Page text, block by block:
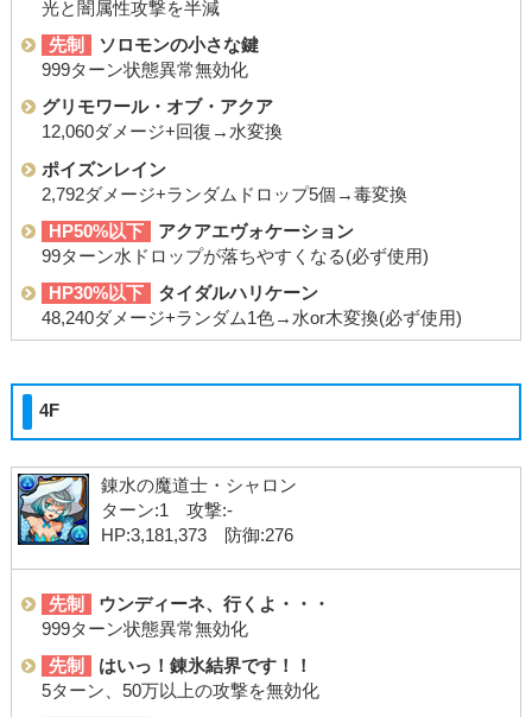
光と闇属性攻撃を半減
先制
ソロモンの小さな鍵
999ターン状態異常無効化
グリモワール・オブ・アクア
12,060ダメージ+回復→水変換
ポイズンレイン
2,792ダメージ+ランダムドロップ5個→毒変換
HP50%以下
アクアエヴォケーション
99ターン水ドロップが落ちやすくなる(必ず使用)
HP30%以下
タイダルハリケーン
48,240ダメージ+ランダム1色→水or木変換(必ず使用)
4F
錬水の魔道士・シャロン
ターン:1 攻撃:-
HP:3,181,373 防御:276
先制
ウンディーネ、行くよ・・・
999ターン状態異常無効化
先制
はいっ！錬氷結界です！！
5ターン、50万以上の攻撃を無効化